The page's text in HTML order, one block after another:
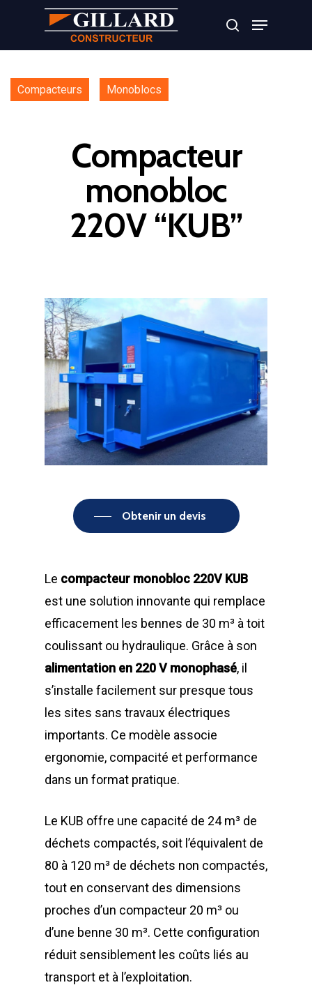
Appuyer sur Entrer ou ESC pour fermer
Compacteurs Monoblocs
Compacteur
monobloc
220V “KUB”
Obtenir un devis
Le compacteur monobloc 220V KUB
est une solution innovante qui remplace
efficacement les bennes de 30 m³ à toit
coulissant ou hydraulique. Grâce à son
alimentation en 220 V monophasé, il
s’installe facilement sur presque tous
les sites sans travaux électriques
importants. Ce modèle associe
ergonomie, compacité et performance
dans un format pratique.
Le KUB offre une capacité de 24 m³ de
déchets compactés, soit l’équivalent de
80 à 120 m³ de déchets non compactés,
tout en conservant des dimensions
proches d’un compacteur 20 m³ ou
d’une benne 30 m³. Cette configuration
réduit sensiblement les coûts liés au
transport et à l’exploitation.